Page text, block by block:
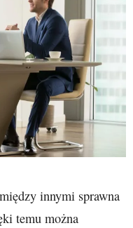
innymi sprawna
temu można